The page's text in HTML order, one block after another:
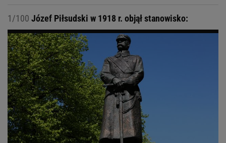
1/100 Józef Piłsudski w 1918 r. objął stanowisko: